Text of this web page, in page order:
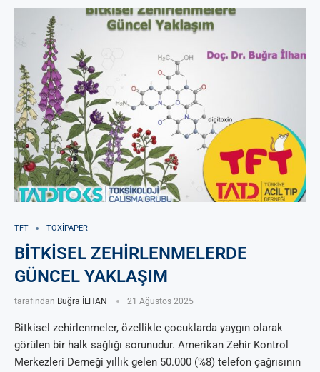
TFT TOXIPAPER
BİTKİSEL ZEHİRLENMELERDE
GÜNCEL YAKLAŞIM
tarafından Buğra İLHAN 21 Ağustos 2025
Bitkisel zehirlenmeler, özellikle çocuklarda yaygın olarak
görülen bir halk sağlığı sorunudur. Amerikan Zehir Kontrol
Merkezleri Derneği yıllık gelen 50.000 (%8) telefon çağrısının